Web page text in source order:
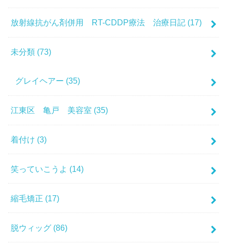
放射線抗がん剤併用 RT-CDDP療法 治療日記 (17)
未分類 (73)
グレイヘアー (35)
江東区 亀戸 美容室 (35)
着付け (3)
笑っていこうよ (14)
縮毛矯正 (17)
脱ウィッグ (86)